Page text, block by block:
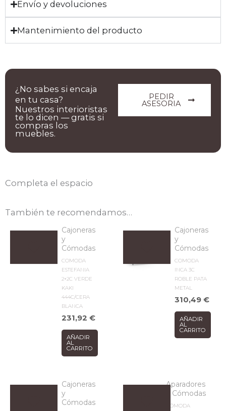
Envío y devoluciones
Mantenimiento del producto
PEDIR
ASESORIA
¿No sabes si encaja
en tu casa?
Nuestros interioristas
te lo dicen — gratis si
compras los
muebles.
Completa el espacio
También te recomendamos…
Cajoneras
y
Cómodas
COMODA
ESTEFANIA
2+2C VERDE
KAKI
444C/CERA
BLANCA
231,92€
AÑADIR
AL
CARRITO
Cajoneras
y
Cómodas
COMODA
INCA 3C
ROBLE PATA
METAL
310,49€
AÑADIR
AL
CARRITO
Cajoneras
y
Cómodas
Aparadores
y Cómodas
CÓMODA